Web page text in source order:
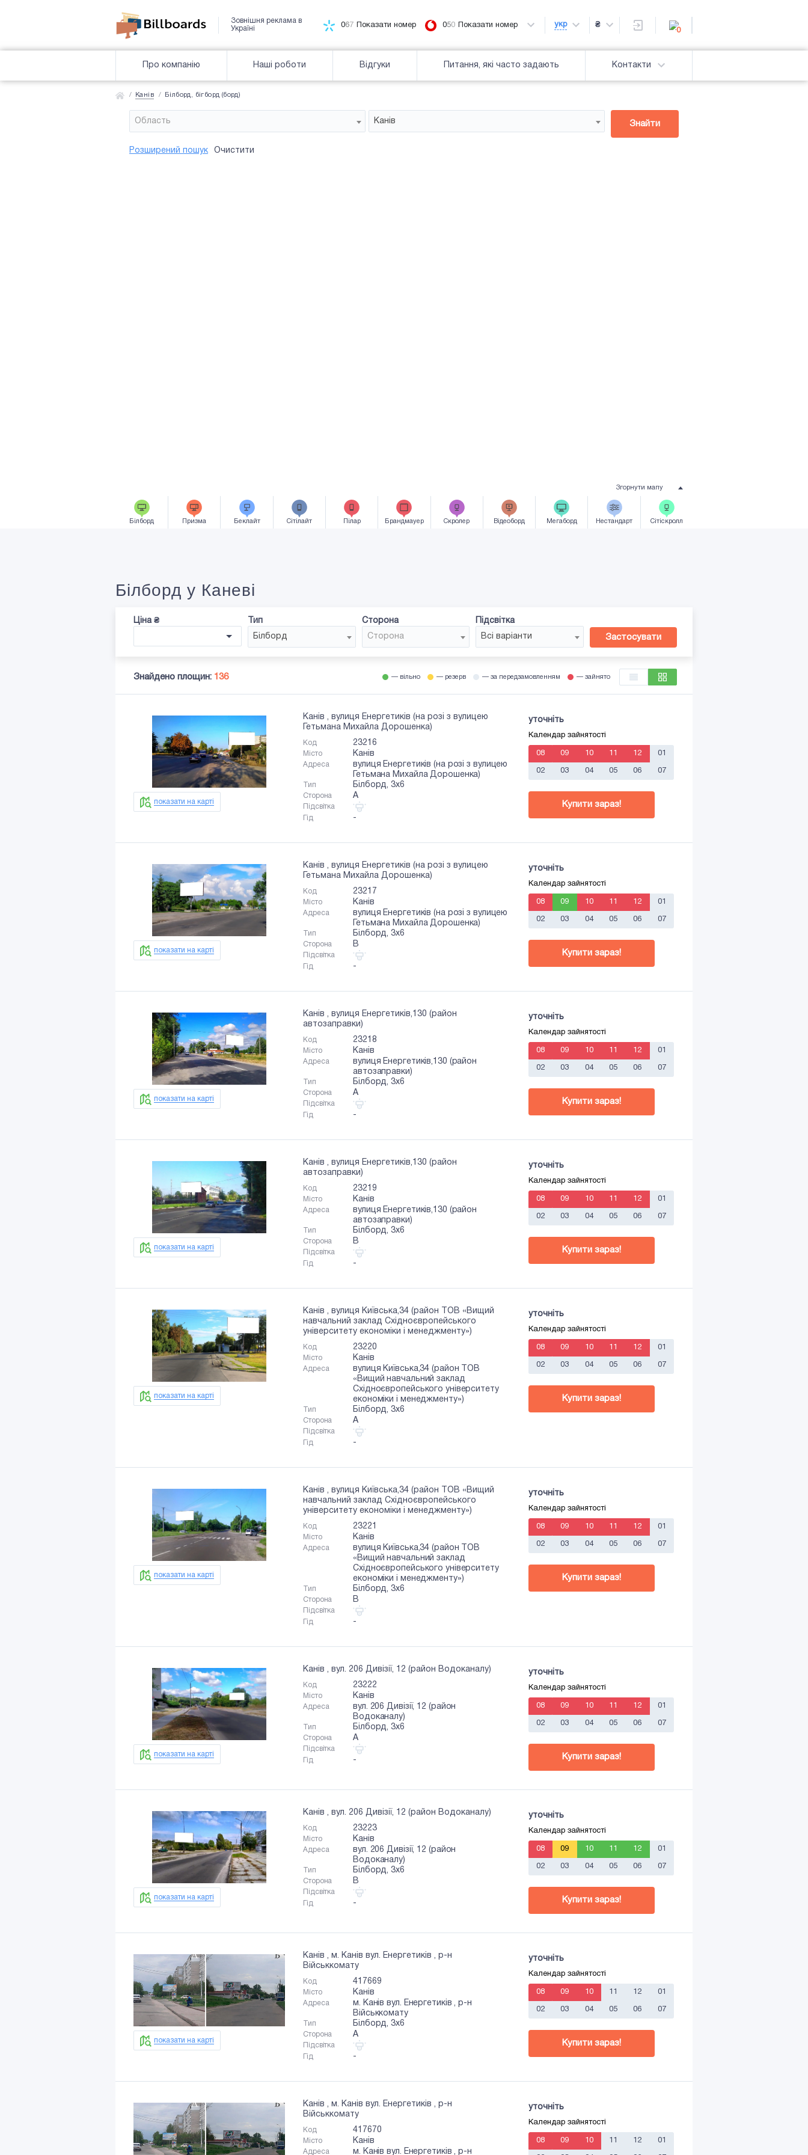
Зовнішня реклама в
Україні
067 Показати номер 050 Показати номер укр ₴
0
Про компанію Наші роботи Відгуки Питання, які часто задають Контакти
Канів Білборд, бігборд (борд)
Область Канів
Район
Сторона
Усi Усi
Розширений пошук Очистити
Знайти
Згорнути мапу
Білборд Призма Беклайт Сiтiлайт Пілар Брандмауер Скролер Відеоборд Мегаборд Нестандарт Сiтicкролл
Білборд у Каневі
Ціна ₴
Тип
Білборд
Сторона
Сторона
Підсвітка
Всі варіанти
Застосувати
Знайдено площин: 136 — вільно — резерв — за передзамовленням — зайнято
показати на карті
Канів , вулиця Енергетиків (на розі з вулицею
Гетьмана Михайла Дорошенка)
Код 23216
Місто Канів
Адреса
вулиця Енергетиків (на розі з вулицею
Гетьмана Михайла Дорошенка)
Тип Білборд, 3х6
Сторона A
Підсвітка
Гід
-
уточніть
Календар зайнятості
08 09 10 11 12 01
02 03 04 05 06 07
Купити зараз!
показати на карті
Канів , вулиця Енергетиків (на розі з вулицею
Гетьмана Михайла Дорошенка)
Код 23217
Місто Канів
Адреса
вулиця Енергетиків (на розі з вулицею
Гетьмана Михайла Дорошенка)
Тип Білборд, 3х6
Сторона B
Підсвітка
Гід
-
уточніть
Календар зайнятості
08 09 10 11 12 01
02 03 04 05 06 07
Купити зараз!
показати на карті
Канів , вулиця Енергетиків,130 (район
автозаправки)
Код 23218
Місто Канів
Адреса
вулиця Енергетиків,130 (район
автозаправки)
Тип Білборд, 3х6
Сторона A
Підсвітка
Гід
-
уточніть
Календар зайнятості
08 09 10 11 12 01
02 03 04 05 06 07
Купити зараз!
показати на карті
Канів , вулиця Енергетиків,130 (район
автозаправки)
Код 23219
Місто Канів
Адреса
вулиця Енергетиків,130 (район
автозаправки)
Тип Білборд, 3х6
Сторона B
Підсвітка
Гід
-
уточніть
Календар зайнятості
08 09 10 11 12 01
02 03 04 05 06 07
Купити зараз!
показати на карті
Канів , вулиця Київська,34 (район ТОВ «Вищий
навчальний заклад Східноєвропейського
університету економіки і менеджменту»)
Код 23220
Місто Канів
Адреса
вулиця Київська,34 (район ТОВ
«Вищий навчальний заклад
Східноєвропейського університету
економіки і менеджменту»)
Тип Білборд, 3х6
Сторона A
Підсвітка
Гід
-
уточніть
Календар зайнятості
08 09 10 11 12 01
02 03 04 05 06 07
Купити зараз!
показати на карті
Канів , вулиця Київська,34 (район ТОВ «Вищий
навчальний заклад Східноєвропейського
університету економіки і менеджменту»)
Код 23221
Місто Канів
Адреса
вулиця Київська,34 (район ТОВ
«Вищий навчальний заклад
Східноєвропейського університету
економіки і менеджменту»)
Тип Білборд, 3х6
Сторона B
Підсвітка
Гід
-
уточніть
Календар зайнятості
08 09 10 11 12 01
02 03 04 05 06 07
Купити зараз!
показати на карті
Канів , вул. 206 Дивізії, 12 (район Водоканалу)
Код 23222
Місто Канів
Адреса
вул. 206 Дивізії, 12 (район
Водоканалу)
Тип Білборд, 3х6
Сторона A
Підсвітка
Гід
-
уточніть
Календар зайнятості
08 09 10 11 12 01
02 03 04 05 06 07
Купити зараз!
показати на карті
Канів , вул. 206 Дивізії, 12 (район Водоканалу)
Код 23223
Місто Канів
Адреса
вул. 206 Дивізії, 12 (район
Водоканалу)
Тип Білборд, 3х6
Сторона B
Підсвітка
Гід
-
уточніть
Календар зайнятості
08 09 10 11 12 01
02 03 04 05 06 07
Купити зараз!
показати на карті
Канів , м. Канів вул. Енергетиків , р-н
Військкомату
Код 417669
Місто Канів
Адреса
м. Канів вул. Енергетиків , р-н
Військкомату
Тип Білборд, 3x6
Сторона A
Підсвітка
Гід
-
уточніть
Календар зайнятості
08 09 10 11 12 01
02 03 04 05 06 07
Купити зараз!
Канів , м. Канів вул. Енергетиків , р-н
Військкомату
Код 417670
Місто Канів
Адреса м. Канів вул. Енергетиків , р-н
уточніть
Календар зайнятості
08 09 10 11 12 01